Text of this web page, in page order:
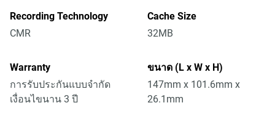
Recording Technology
CMR
Cache Size
32MB
Warranty
การรับประกันแบบจำกัด
เงื่อนไขนาน 3 ปี
ขนาด (L x W x H)
147mm x 101.6mm x
26.1mm